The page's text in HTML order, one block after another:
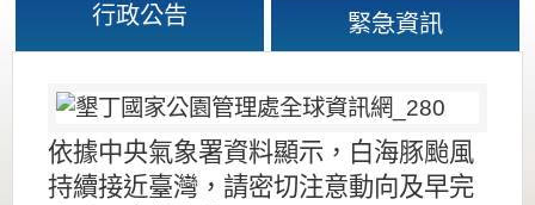
行政公告 緊急資訊
依據中央氣象署資料顯示，白海豚颱風
持續接近臺灣，請密切注意動向及早完